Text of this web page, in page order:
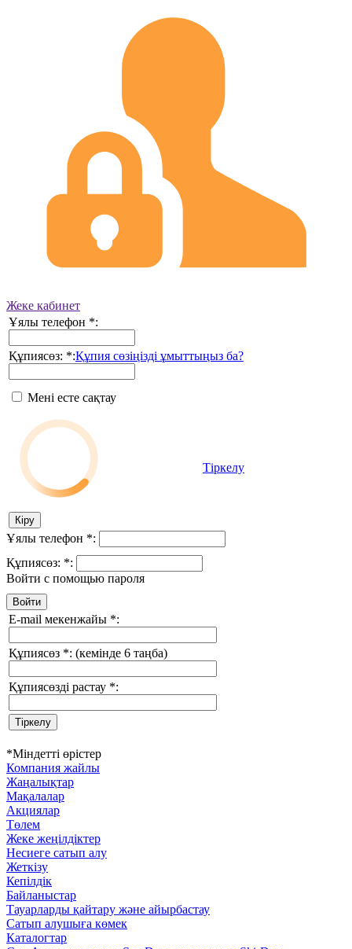
Жеке кабинет
Ұялы телефон *:
Құпиясөз: *:Құпия сөзіңізді ұмыттыңыз ба?
Мені есте сақтау
Тіркелу
Ұялы телефон *:
Құпиясөз: *:
Войти с помощью пароля
E-mail мекенжайы *:
Құпиясөз *: (кемінде 6 таңба)
Құпиясөзді растау *:
*Міндетті өрістер
Компания жайлы
Жаңалықтар
Мақалалар
Акциялар
Төлем
Жеке жеңілдіктер
Несиеге сатып алу
Жеткізу
Кепілдік
Байланыстар
Тауарларды қайтару және айырбастау
Сатып алушыға көмек
Каталогтар